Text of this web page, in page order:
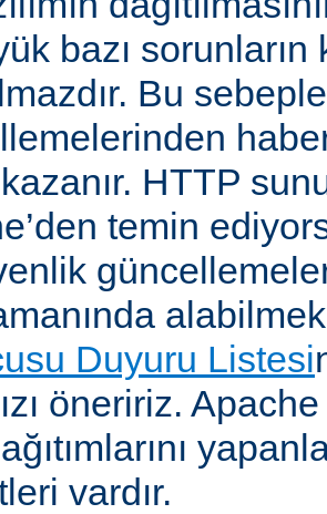
bazı
Bu
HTTP
temin
Duyuru Listesi
öneririz. Apache
vardır.